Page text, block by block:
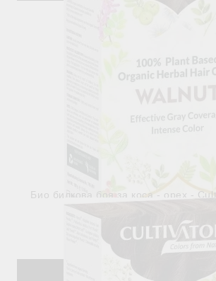
Био билкова боя за коса - орех -
В наличност